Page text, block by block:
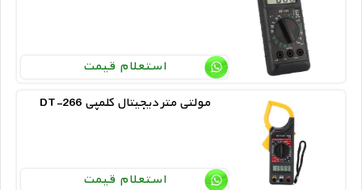
استعلام قیمت
DT-266 مولتی متر دیجیتال کلمپی
استعلام قیمت